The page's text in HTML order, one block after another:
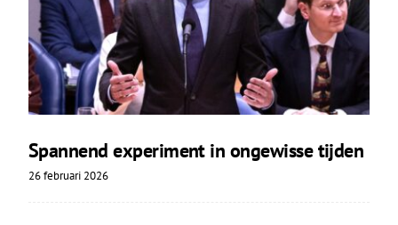
Spannend experiment in ongewisse tijden
26 februari 2026